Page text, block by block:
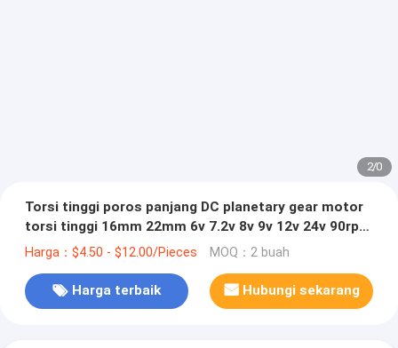
2/0
Torsi tinggi poros panjang DC planetary gear motor
torsi tinggi 16mm 22mm 6v 7.2v 8v 9v 12v 24v 90rpm
100rpm 150rpm 200rpm 300rpm
Harga：$4.50 - $12.00/Pieces MOQ：2 buah
Harga terbaik Hubungi sekarang